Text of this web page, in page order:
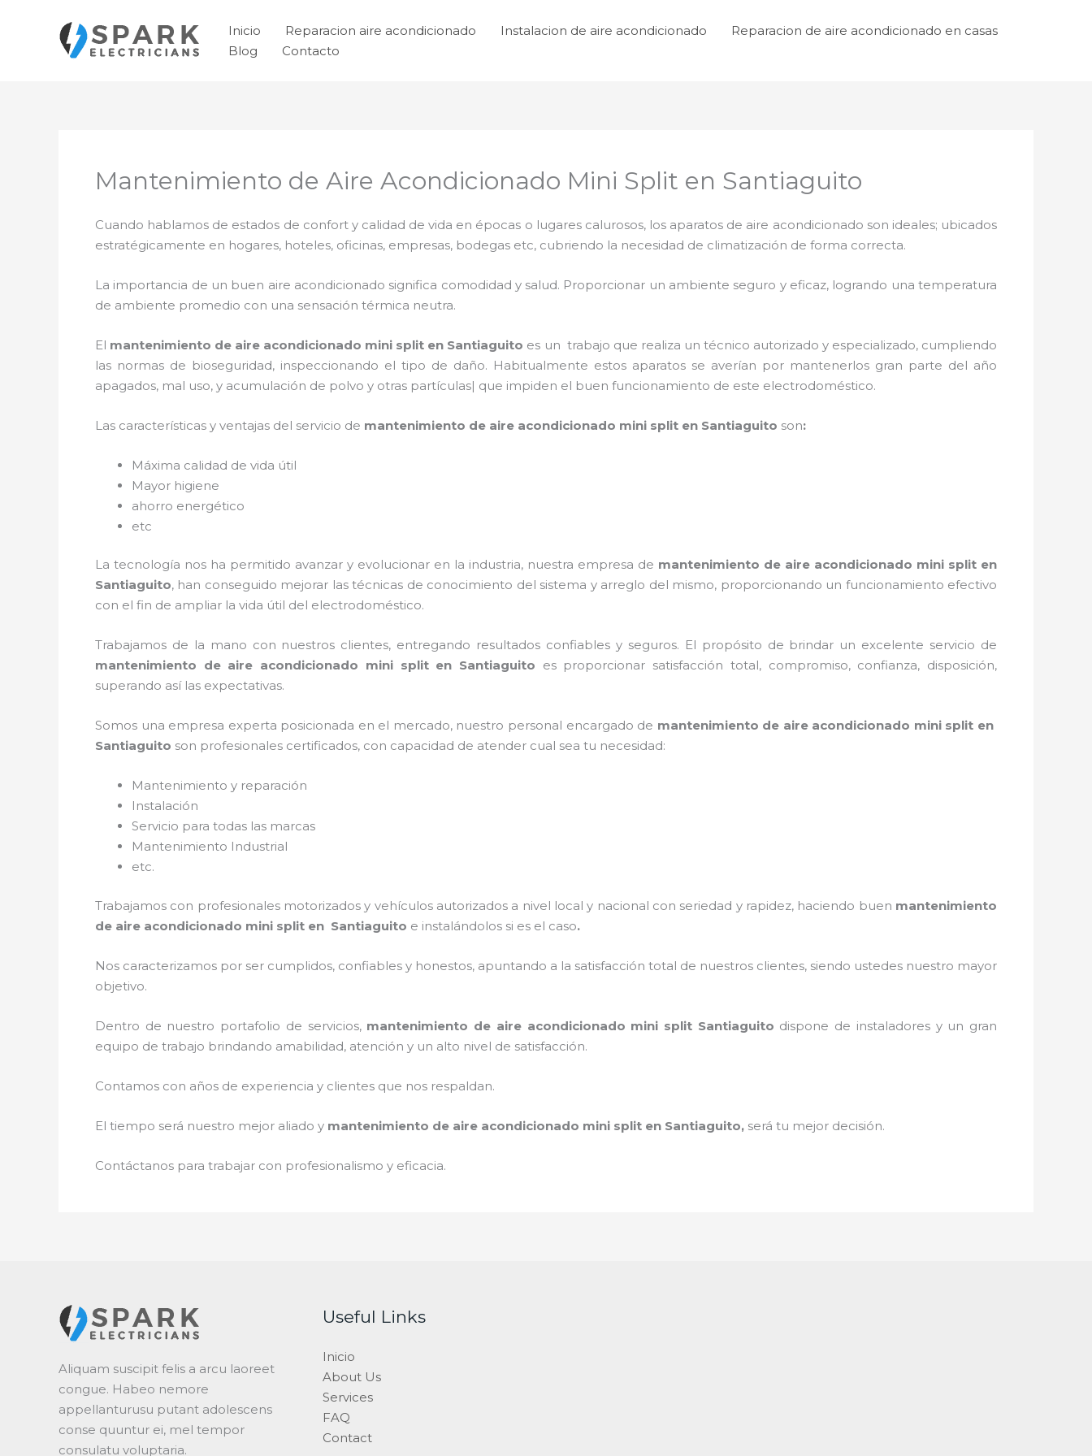
contenido
Inicio Reparacion aire acondicionado Instalacion de aire acondicionado
Reparacion de aire acondicionado en casas
Blog
Contacto
Mantenimiento de Aire Acondicionado Mini Split en Santiaguito
Cuando hablamos de estados de confort y calidad de vida en épocas o lugares calurosos, los aparatos de aire acondicionado son ideales; ubicados
estratégicamente en hogares, hoteles, oficinas, empresas, bodegas etc, cubriendo la necesidad de climatización de forma correcta.
La importancia de un buen aire acondicionado significa comodidad y salud. Proporcionar un ambiente seguro y eficaz, logrando una temperatura
de ambiente promedio con una sensación térmica neutra.
El mantenimiento de aire acondicionado mini split en Santiaguito es un trabajo que realiza un técnico autorizado y especializado, cumpliendo
las normas de bioseguridad, inspeccionando el tipo de daño. Habitualmente estos aparatos se averían por mantenerlos gran parte del año
apagados, mal uso, y acumulación de polvo y otras partículas| que impiden el buen funcionamiento de este electrodoméstico.
Las características y ventajas del servicio de mantenimiento de aire acondicionado mini split en Santiaguito son:
Máxima calidad de vida útil
Mayor higiene
ahorro energético
etc
La tecnología nos ha permitido avanzar y evolucionar en la industria, nuestra empresa de mantenimiento de aire acondicionado mini split en
Santiaguito, han conseguido mejorar las técnicas de conocimiento del sistema y arreglo del mismo, proporcionando un funcionamiento efectivo
con el fin de ampliar la vida útil del electrodoméstico.
Trabajamos de la mano con nuestros clientes, entregando resultados confiables y seguros. El propósito de brindar un excelente servicio de
mantenimiento de aire acondicionado mini spliten Santiaguito es proporcionar satisfacción total, compromiso, confianza, disposición,
superando así las expectativas.
Somos una empresa experta posicionada en el mercado, nuestro personal encargado de mantenimiento de aire acondicionado mini split en
Santiaguito son profesionales certificados, con capacidad de atender cual sea tu necesidad:
Mantenimiento y reparación
Instalación
Servicio para todas las marcas
Mantenimiento Industrial
etc.
Trabajamos con profesionales motorizados y vehículos autorizados a nivel local y nacional con seriedad y rapidez, haciendo buen mantenimiento
de aire acondicionado mini split en Santiaguito e instalándolos si es el caso.
Nos caracterizamos por ser cumplidos, confiables y honestos, apuntando a la satisfacción total de nuestros clientes, siendo ustedes nuestro mayor
objetivo.
Dentro de nuestro portafolio de servicios, mantenimiento de aire acondicionado mini splitSantiaguito dispone de instaladores y un gran
equipo de trabajo brindando amabilidad, atención y un alto nivel de satisfacción.
Contamos con años de experiencia y clientes que nos respaldan.
El tiempo será nuestro mejor aliado y mantenimiento de aire acondicionado mini split en Santiaguito, será tu mejor decisión.
Contáctanos para trabajar con profesionalismo y eficacia.
Aliquam suscipit felis a arcu laoreet
congue. Habeo nemore
appellanturusu putant adolescens
conse quuntur ei, mel tempor
consulatu voluptaria.
Useful Links
Inicio
About Us
Services
FAQ
Contact